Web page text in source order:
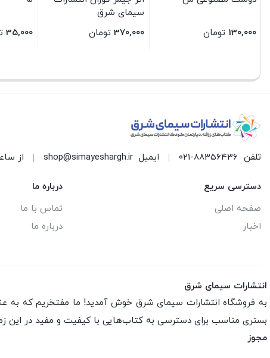
130,000 تومان
سیمای شرق
370,000 تومان 35,000
تلفن 021-88356436 ایمیل shop@simayeshargh.ir از ساعت 8 الی 17
دسترسی سریع
صفحه اصلی
اخبار
درباره ما
تماس با ما
درباره ما
انتشارات سیمای شرق
به فروشگاه انتشارات سیمای شرق خوش آمدید! ما مفتخریم که به
بستری مناسب برای دسترسی به کتاب‌هایی با کیفیت و مفید در این
مجوز